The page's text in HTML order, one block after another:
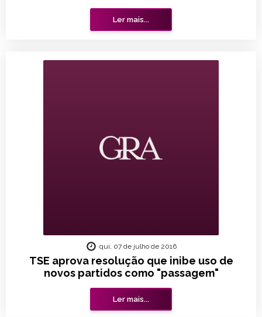
Ler mais...
TSE aprova resolução que inibe uso de
novos partidos como "passagem"
qui, 07 de julho de 2016
Ler mais...